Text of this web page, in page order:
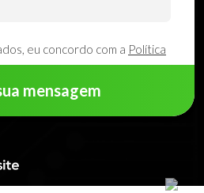
eu concordo com a Política